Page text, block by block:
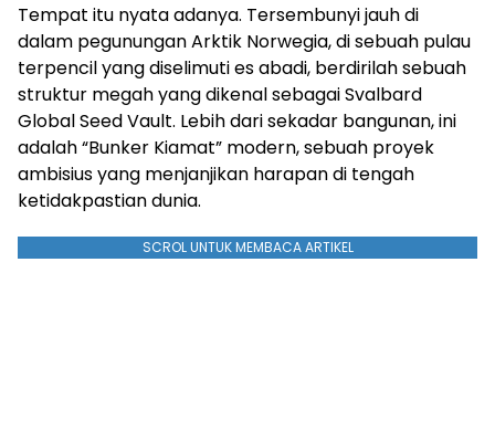
Tempat itu nyata adanya. Tersembunyi jauh di
dalam pegunungan Arktik Norwegia, di sebuah pulau
terpencil yang diselimuti es abadi, berdirilah sebuah
struktur megah yang dikenal sebagai Svalbard
Global Seed Vault. Lebih dari sekadar bangunan, ini
adalah “Bunker Kiamat” modern, sebuah proyek
ambisius yang menjanjikan harapan di tengah
ketidakpastian dunia.
SCROL UNTUK MEMBACA ARTIKEL